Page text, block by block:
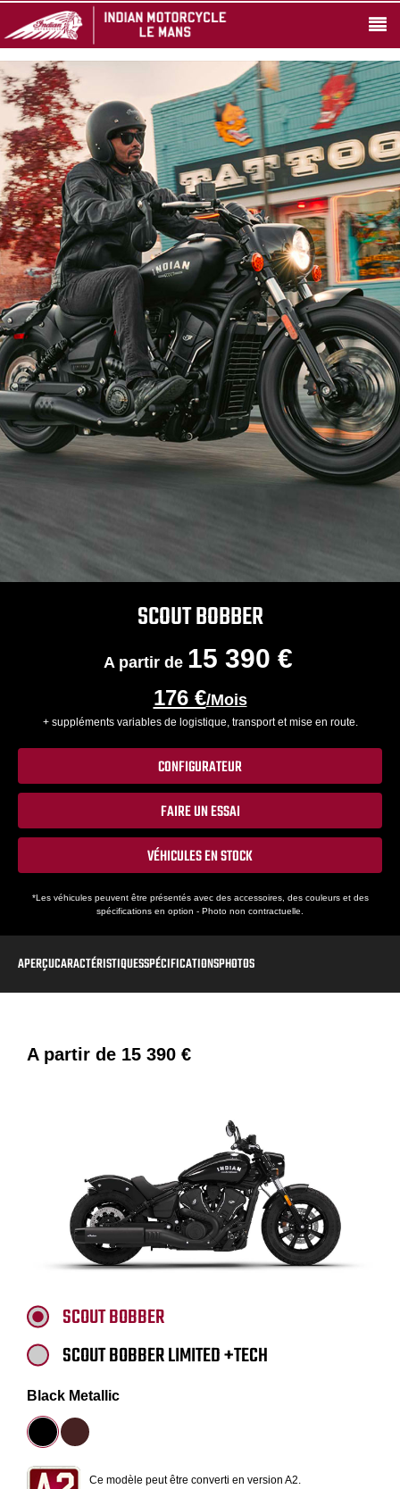
SCOUT BOBBER
A partir de 15 390 €
176 €/Mois
+ suppléments variables de logistique, transport et mise en route.
CONFIGURATEUR
FAIRE UN ESSAI
VÉHICULES EN STOCK
*Les véhicules peuvent être présentés avec des accessoires, des couleurs et des
spécifications en option - Photo non contractuelle.
APERÇUCARACTÉRISTIQUESSPÉCIFICATIONSPHOTOS
A partir de 15 390 €
SCOUT BOBBER
SCOUT BOBBER LIMITED +TECH
Black Metallic
Ce modèle peut être converti en version A2.